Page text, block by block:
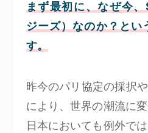
まず最初に、なぜ今
ジーズ）なのか？とい
す。
昨今のパリ協定の採択
により、世界の潮流に
日本においても例外で